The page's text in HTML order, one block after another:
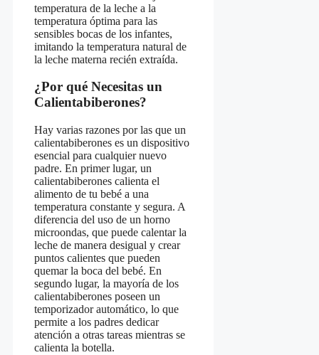
temperatura de la leche a la
temperatura óptima para las
sensibles bocas de los infantes,
imitando la temperatura natural de
la leche materna recién extraída.
¿Por qué Necesitas un
Calientabiberones?
Hay varias razones por las que un
calientabiberones es un dispositivo
esencial para cualquier nuevo
padre. En primer lugar, un
calientabiberones calienta el
alimento de tu bebé a una
temperatura constante y segura. A
diferencia del uso de un horno
microondas, que puede calentar la
leche de manera desigual y crear
puntos calientes que pueden
quemar la boca del bebé. En
segundo lugar, la mayoría de los
calientabiberones poseen un
temporizador automático, lo que
permite a los padres dedicar
atención a otras tareas mientras se
calienta la botella.